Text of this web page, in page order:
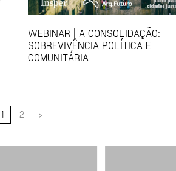
WEBINAR | A CONSOLIDAÇÃO:
SOBREVIVÊNCIA POLÍTICA E
COMUNITÁRIA
1 2 >